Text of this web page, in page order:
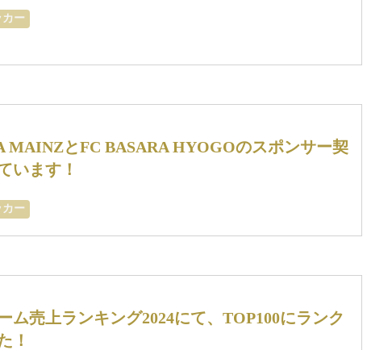
カー
MAINZとFC BASARA HYOGOのスポンサー契
います！
カー
ム売上ランキング2024にて、TOP100にランク
！